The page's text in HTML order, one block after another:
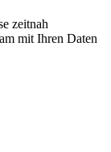
zeitnah
mit Ihren Daten